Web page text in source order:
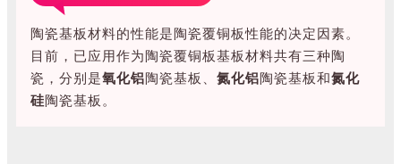
陶瓷基板材料的性能是陶瓷覆铜板性能的决定因素。
目前，已应用作为陶瓷覆铜板基板材料共有三种陶
瓷，分别是氧化铝陶瓷基板、 氮化铝陶瓷基板和氮化
硅陶瓷基板。